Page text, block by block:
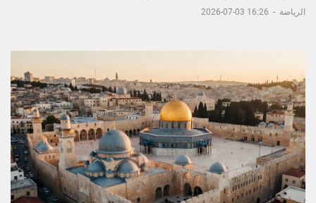
الرياضة -
16:26 03-07-2026